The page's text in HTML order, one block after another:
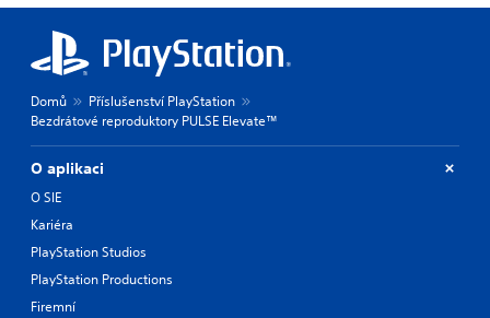
Domů
Příslušenství PlayStation
Bezdrátové reproduktory PULSE Elevate™
O aplikaci
O SIE
Kariéra
PlayStation Studios
PlayStation Productions
Firemní